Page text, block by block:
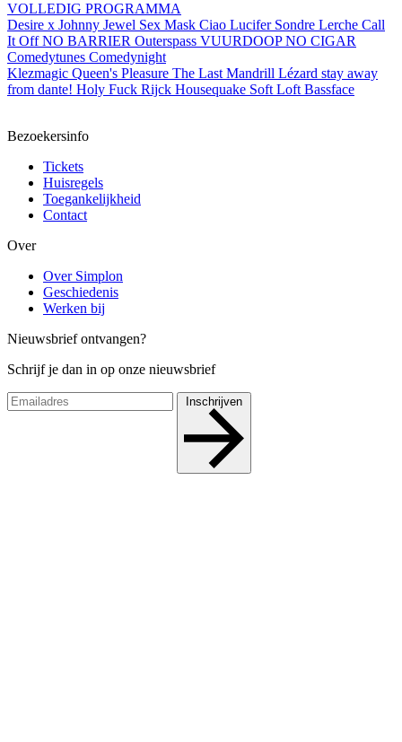
VOLLEDIG PROGRAMMA
Desire x Johnny Jewel Sex Mask Ciao Lucifer Sondre Lerche Call
It Off NO BARRIER Outerspass VUURDOOP NO CIGAR
Comedytunes Comedynight
Klezmagic Queen's Pleasure The Last Mandrill Lézard stay away
from dante! Holy Fuck Rijck Housequake Soft Loft Bassface
Bezoekersinfo
Tickets
Huisregels
Toegankelijkheid
Contact
Over
Over Simplon
Geschiedenis
Werken bij
Nieuwsbrief ontvangen?
Schrijf je dan in op onze nieuwsbrief
Inschrijven